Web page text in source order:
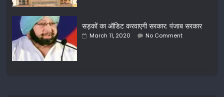
सड़कों का ऑडिट करवाएगी सरकार: पंजाब सरकार
March 11, 2020 No Comment